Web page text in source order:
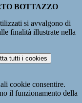
BOTTAZZO
si avvalgono di
finalità illustrate nella
tutti i cookies
cookie consentire.
il funzionamento della